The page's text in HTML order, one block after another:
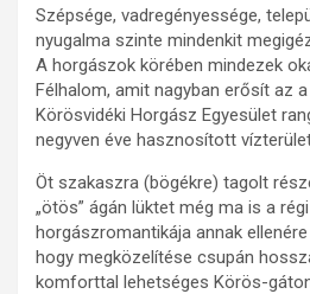
Szépsége, vadregényessége,
nyugalma szinte mindenkit
A horgászok körében mindezek
Félhalom, amit nagyban erősít az
Körösvidéki Horgász Egyesület
negyven éve hasznosított
Öt szakaszra (bögékre) tagolt
„ötös” ágán lüktet még ma is a
horgászromantikája annak
hogy megközelítése csupán
komforttal lehetséges Körös-